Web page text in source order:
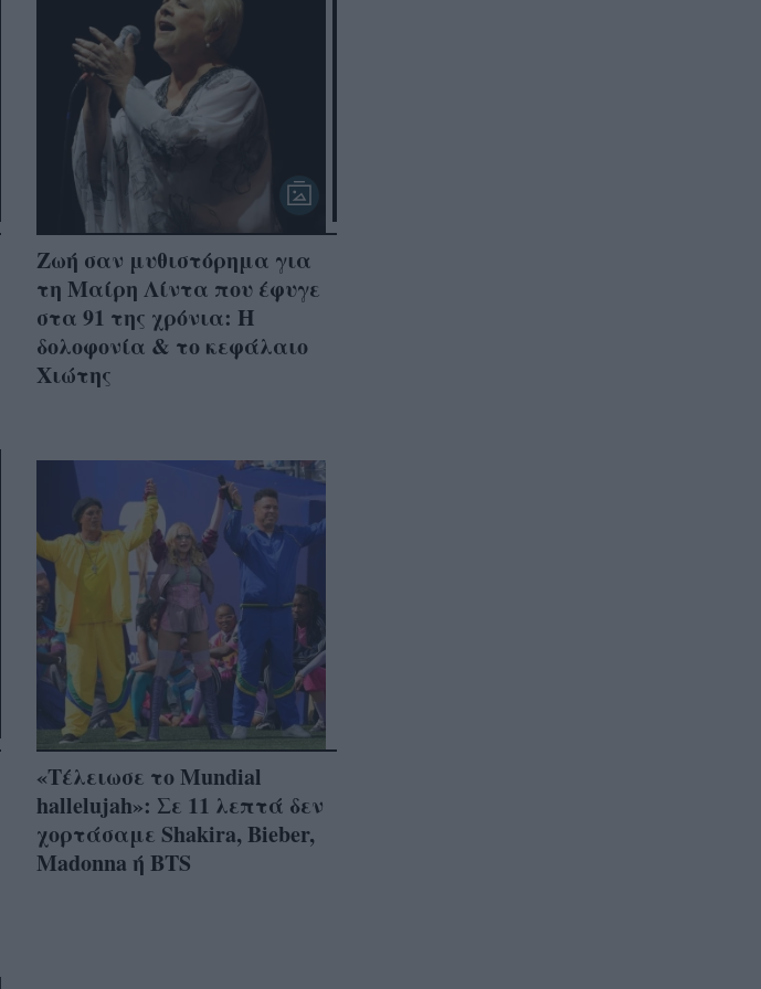
Ζωή σαν μυθιστόρημα για
τη Μαίρη Λίντα που έφυγε
στα 91 της χρόνια: Η
δολοφονία & το κεφάλαιο
Χιώτης
«Τέλειωσε το Mundial
hallelujah»: Σε 11 λεπτά δεν
χορτάσαμε Shakira, Bieber,
Madonna ή BTS